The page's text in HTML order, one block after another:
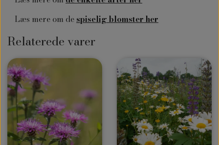
Læs mere om de spiselig blomster her
Relaterede varer